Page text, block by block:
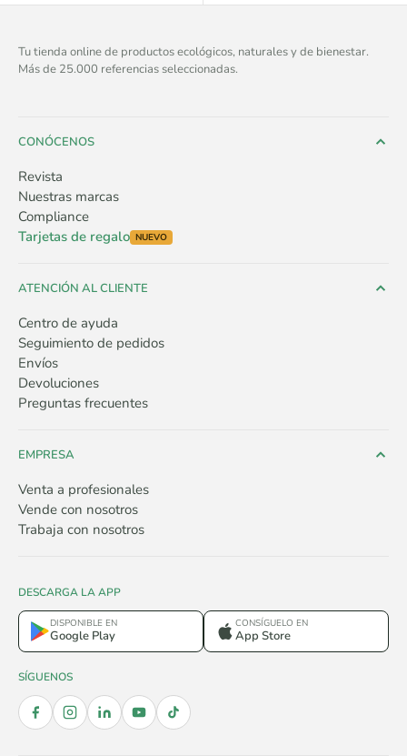
Tu tienda online de productos ecológicos, naturales y de bienestar.
Más de 25.000 referencias seleccionadas.
CONÓCENOS
Revista
Nuestras marcas
Compliance
Tarjetas de regalo NUEVO
ATENCIÓN AL CLIENTE
Centro de ayuda
Seguimiento de pedidos
Envíos
Devoluciones
Preguntas frecuentes
EMPRESA
Venta a profesionales
Vende con nosotros
Trabaja con nosotros
DESCARGA LA APP
DISPONIBLE EN
Google Play
CONSÍGUELO EN
App Store
SÍGUENOS